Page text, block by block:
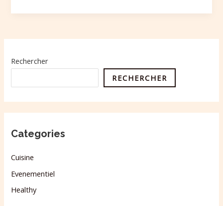
Rechercher
RECHERCHER
Categories
Cuisine
Evenementiel
Healthy